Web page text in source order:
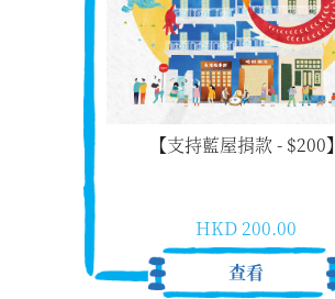
【支持藍屋捐款 - $200】
HKD 200.00
查看